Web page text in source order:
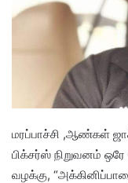
மரப்பாச்சி ,ஆண்கள்
பிக்சர்ஸ் நிறுவனம்
வழக்கு,